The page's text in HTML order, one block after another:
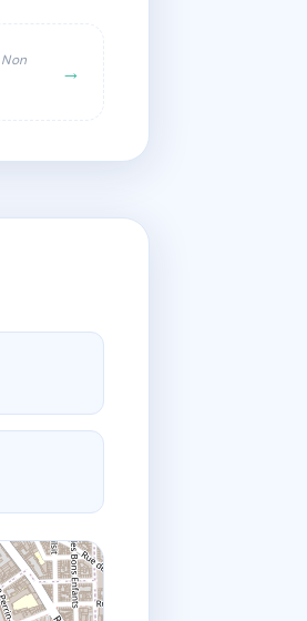
Non
→